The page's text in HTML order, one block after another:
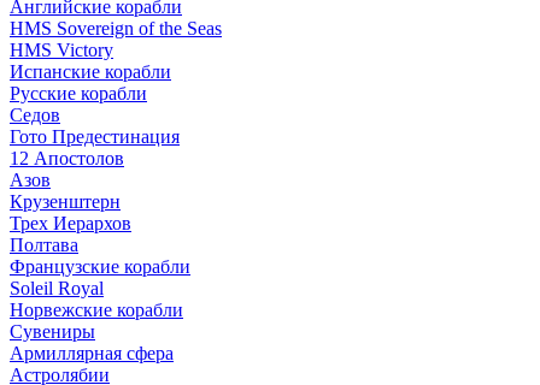
Английские корабли
HMS Sovereign of the Seas
HMS Victory
Испанские корабли
Русские корабли
Седов
Гото Предестинация
12 Апостолов
Азов
Крузенштерн
Трех Иерархов
Полтава
Французские корабли
Soleil Royal
Норвежские корабли
Сувениры
Армиллярная сфера
Астролябии